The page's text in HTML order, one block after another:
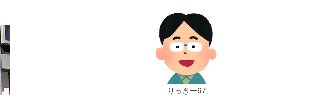
りっきー67